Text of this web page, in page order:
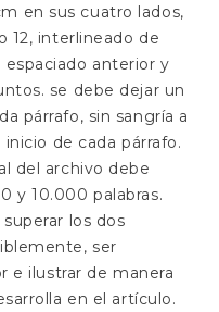
en sus cuatro lados,
12, interlineado de
anterior y
se debe dejar un
párrafo, sin sangría a
de cada párrafo.
del archivo debe
y 10.000 palabras.
los dos
ser
e ilustrar de manera
en el artículo.